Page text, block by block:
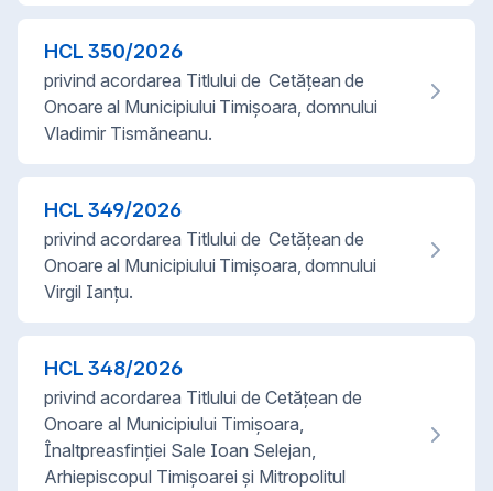
HCL 350/2026
privind acordarea Titlului de Cetățean de
Onoare al Municipiului Timișoara, domnului
Vladimir Tismăneanu.
HCL 349/2026
privind acordarea Titlului de Cetățean de
Onoare al Municipiului Timișoara, domnului
Virgil Ianţu.
HCL 348/2026
privind acordarea Titlului de Cetățean de
Onoare al Municipiului Timișoara,
Înaltpreasfinţiei Sale Ioan Selejan,
Arhiepiscopul Timişoarei şi Mitropolitul